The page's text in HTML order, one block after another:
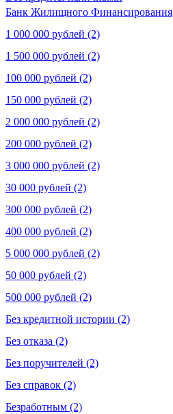
Банк Жилищного Финансирования
1 000 000 рублей (2)
1 500 000 рублей (2)
100 000 рублей (2)
150 000 рублей (2)
2 000 000 рублей (2)
200 000 рублей (2)
3 000 000 рублей (2)
30 000 рублей (2)
300 000 рублей (2)
400 000 рублей (2)
5 000 000 рублей (2)
50 000 рублей (2)
500 000 рублей (2)
Без кредитной истории (2)
Без отказа (2)
Без поручителей (2)
Без справок (2)
Безработным (2)